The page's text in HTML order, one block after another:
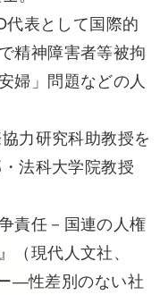
表として国際的
精神障害者等被拘
婦」問題などの人
力研究科助教授を
法科大学院教授
責任－国連の人権
（現代人文社、
―性差別のない社